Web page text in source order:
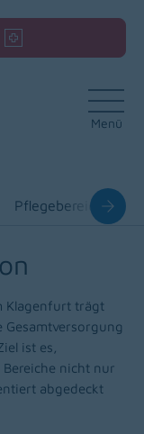
Menü
Pflegebereich
Klagenfurt trägt
ist es,
nicht nur
abgedeckt